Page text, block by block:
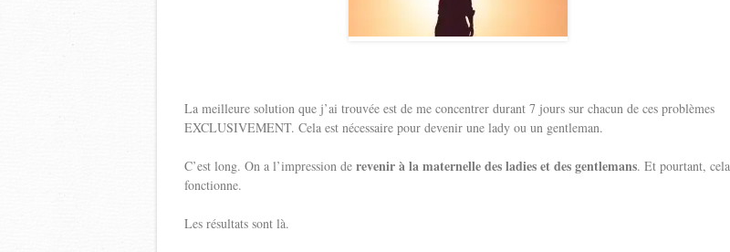
La meilleure solution que j’ai trouvée est de me concentrer durant 7 jours sur chacun de ces problèmes
EXCLUSIVEMENT. Cela est nécessaire pour devenir une lady ou un gentleman.
C’est long. On a l’impression de revenir à la maternelle des ladies et des gentlemans. Et pourtant, cela
fonctionne.
Les résultats sont là.